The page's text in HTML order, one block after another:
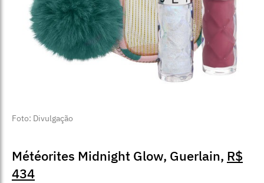
Foto: Divulgação
Météorites Midnight Glow, Guerlain, R$
434